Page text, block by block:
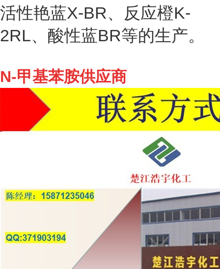
活性艳蓝X-BR、反应橙K-
2RL、酸性蓝BR等的生产。
N-甲基苯胺供应商